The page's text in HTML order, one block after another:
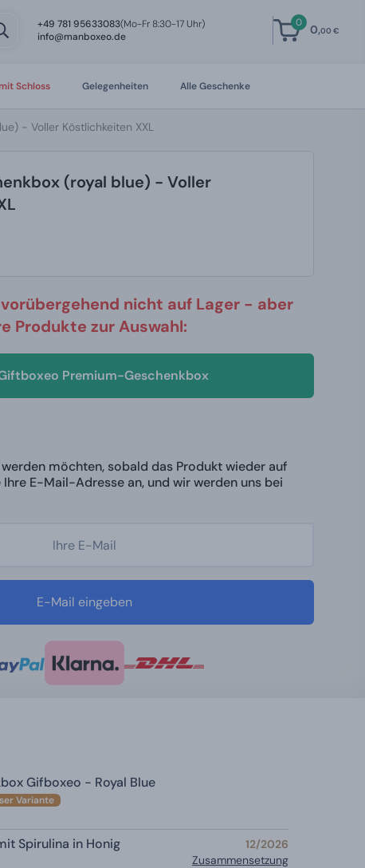
+49 781 95633083(Mo-Fr 8:30-17 Uhr)
info@manboxeo.de
0 0,00 €
Schloss Gelegenheiten Alle Geschenke
- Voller Köstlichkeiten XXL
(royal blue) - Voller
nicht auf Lager - aber
Produkte zur Auswahl:
Premium-Geschenkbox
möchten, sobald das Produkt wieder auf
E-Mail-Adresse an, und wir werden uns bei
E-Mail eingeben
Gifboxeo - Royal Blue
Variante
Spirulina in Honig
12/2026
Zusammensetzung